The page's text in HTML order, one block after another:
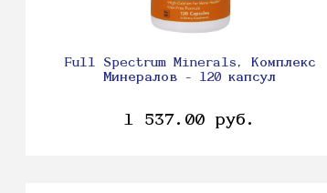
Full Spectrum Minerals, Комплекс
Минералов - 120 капсул
1 537.00 руб.